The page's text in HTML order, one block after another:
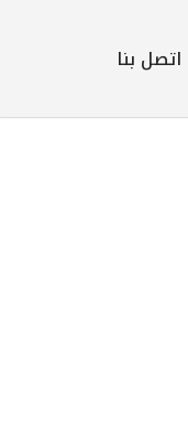
اتصل بنا